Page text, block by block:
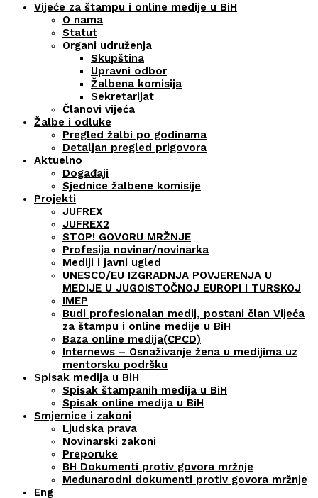
Vijeće za štampu i online medije u BiH
O nama
Statut
Organi udruženja
Skupština
Upravni odbor
Žalbena komisija
Sekretarijat
Članovi vijeća
Žalbe i odluke
Pregled žalbi po godinama
Detaljan pregled prigovora
Aktuelno
Događaji
Sjednice žalbene komisije
Projekti
JUFREX
JUFREX2
STOP! GOVORU MRŽNJE
Profesija novinar/novinarka
Mediji i javni ugled
UNESCO/EU IZGRADNJA POVJERENJA U
MEDIJE U JUGOISTOČNOJ EUROPI I TURSKOJ
IMEP
Budi profesionalan medij, postani član Vijeća
za štampu i online medije u BiH
Baza online medija(CPCD)
Internews – Osnaživanje žena u medijima uz
mentorsku podršku
Spisak medija u BiH
Spisak štampanih medija u BiH
Spisak online medija u BiH
Smjernice i zakoni
Ljudska prava
Novinarski zakoni
Preporuke
BH Dokumenti protiv govora mržnje
Međunarodni dokumenti protiv govora mržnje
Eng